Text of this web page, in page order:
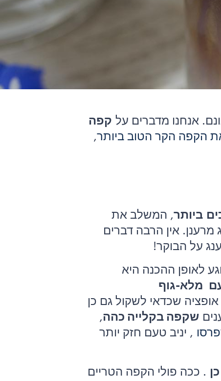
אנחנו מדברים על קפה
הקפה הקר הטוב ביותר,
ביותר, המשלב את
אין הרבה דברים
על הבוקר!
לאופן ההכנה היא
מלא-גוף
אופציה שכדאי לשקול גם כן
שקפה בקלייה כהה,
, יניב טעם חזק יותר
. ככה פולי הקפה הטריים